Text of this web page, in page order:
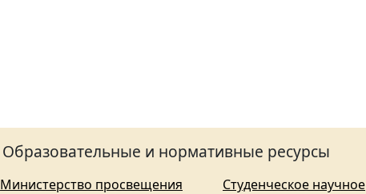
Образовательные и нормативные ресурсы
Министерство просвещения
Студенческое научное